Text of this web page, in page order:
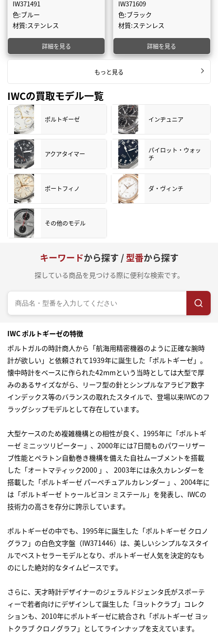
IW371491
色:ブルー
材質:ステンレス
詳細を見る
IW371609
色:ブラック
材質:ステンレス
詳細を見る
もっと見る
IWCの買取モデル一覧
ポルトギーゼ インヂュニア
アクアタイマー
パイロット・ウォッ
チ
ポートフィノ ダ・ヴィンチ
その他のモデル
キーワードから探す /型番から探す
探している商品を見つける際に便利な検索です。
IWC ポルトギーゼの特徴
ポルトガルの時計商人から「航海用精密機器のように正確な腕時
計が欲しい」と依頼されて1939年に誕生した「ポルトギーゼ」。
懐中時計をベースに作られた42mmという当時としては大型で厚
みのあるサイズながら、リーフ型の針とシンプルなアラビア数字
インデックス等のバランスの取れたスタイルで、登場以来IWCのフ
ラッグシップモデルとして存在しています。
大型ケースのため複雑機構との相性が良く、1995年に「ポルトギ
ーゼ ミニッツリピーター」、2000年には7日間ものパワーリザー
ブ性能とペラトン自動巻き機構を備えた自社ムーブメントを搭載
した「オートマティック2000 」、 2003年には永久カレンダーを
搭載した「ポルトギーゼ パーペチュアルカレンダー 」、2004年に
は「ポルトギーゼ トゥールビヨン ミステール」を発表し、IWCの
技術力の高さを存分に誇示しています。
ポルトギーゼの中でも、1995年に誕生した「ポルトギーゼ クロノ
グラフ」の白色文字盤（IW371446）は、美しいシンプルなスタイ
ルでベストセラーモデルとなり、ポルトギーゼ人気を決定的なも
のにした絶対的なタイムピースです。
さらに、天才時計デザイナーのジェラルドジェンタ氏がスポーテ
ィーで若者向けにデザインして誕生した「ヨットクラブ」コレク
ションも、2010年にポルトギーゼに統合され「ポルトギーゼ ヨッ
トクラブ クロノグラフ」としてラインナップを支えています。